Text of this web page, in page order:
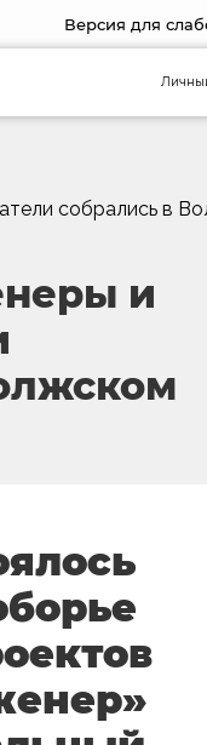
Версия для
собрались в
и